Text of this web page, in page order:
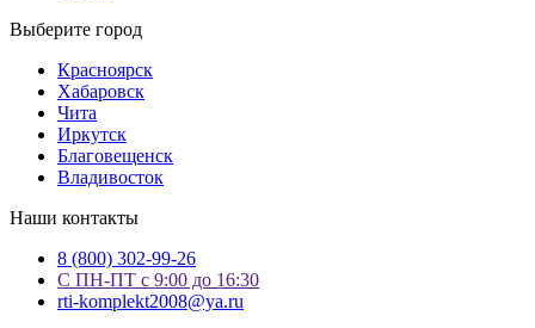
Выберите город
Красноярск
Хабаровск
Чита
Иркутск
Благовещенск
Владивосток
Наши контакты
8 (800) 302-99-26
С ПН-ПТ с 9:00 до 16:30
rti-komplekt2008@ya.ru